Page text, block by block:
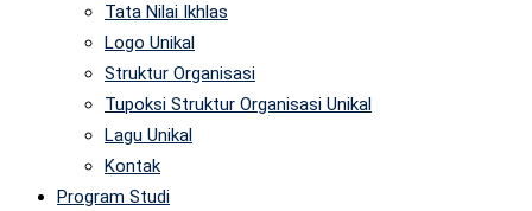
Tata Nilai Ikhlas
Logo Unikal
Struktur Organisasi
Tupoksi Struktur Organisasi Unikal
Lagu Unikal
Kontak
Program Studi